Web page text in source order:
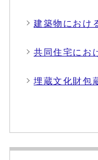
建築物におけ
共同住宅にお
埋蔵文化財包